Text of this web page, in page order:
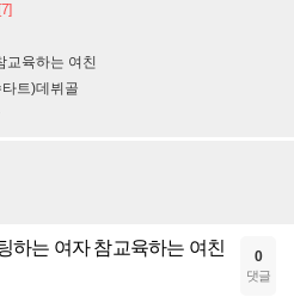
[7]
교육하는 여친
트)데뷔골
하는 여자 참교육하는 여친 0
댓글